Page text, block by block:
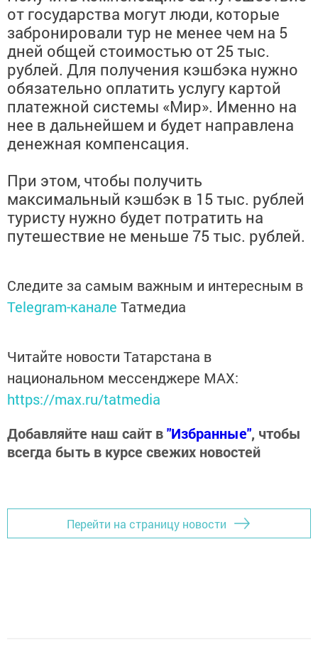
от государства могут люди, которые
забронировали тур не менее чем на 5
дней общей стоимостью от 25 тыс.
рублей. Для получения кэшбэка нужно
обязательно оплатить услугу картой
платежной системы «Мир». Именно на
нее в дальнейшем и будет направлена
денежная компенсация.
При этом, чтобы получить
максимальный кэшбэк в 15 тыс. рублей
туристу нужно будет потратить на
путешествие не меньше 75 тыс. рублей.
Следите за самым важным и интересным в
Telegram-канале Татмедиа
Читайте новости Татарстана в
национальном мессенджере MАХ:
https://max.ru/tatmedia
Добавляйте наш сайт в"Избранные", чтобы
всегда быть в курсе свежих новостей
Перейти на страницу новости